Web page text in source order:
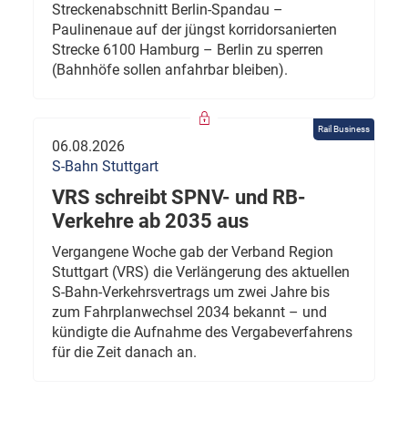
Streckenabschnitt Berlin-Spandau –
Paulinenaue auf der jüngst korridorsanierten
Strecke 6100 Hamburg – Berlin zu sperren
(Bahnhöfe sollen anfahrbar bleiben).
Rail Business
06.08.2026
S-Bahn Stuttgart
VRS schreibt SPNV- und RB-
Verkehre ab 2035 aus
Vergangene Woche gab der Verband Region
Stuttgart (VRS) die Verlängerung des aktuellen
S-Bahn-Verkehrsvertrags um zwei Jahre bis
zum Fahrplanwechsel 2034 bekannt – und
kündigte die Aufnahme des Vergabeverfahrens
für die Zeit danach an.